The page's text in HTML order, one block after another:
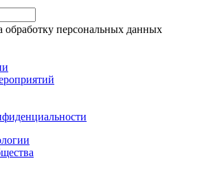
обработку персональных данных